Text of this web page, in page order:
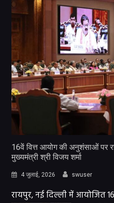
16वें वित्त आयोग की अनुशंसाओं पर
मुख्यमंत्री श्री विजय शर्मा
4 जुलाई, 2026 swuser
रायपुर, नई दिल्ली में आयोजित